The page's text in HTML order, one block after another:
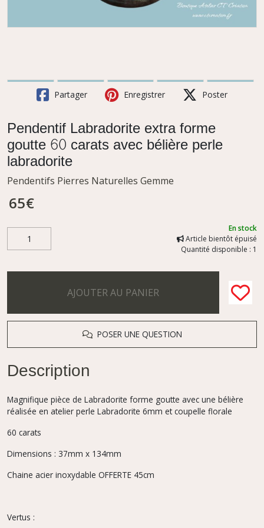
Partager Enregistrer Poster
Pendentif Labradorite extra forme
goutte 60 carats avec bélière perle
labradorite
Pendentifs Pierres Naturelles Gemme
65€
En stock
Article bientôt épuisé
Quantité disponible : 1
AJOUTER AU PANIER
POSER UNE QUESTION
Description
Magnifique pièce de Labradorite forme goutte avec une bélière
réalisée en atelier perle Labradorite 6mm et coupelle florale
60 carats
Dimensions : 37mm x 134mm
Chaine acier inoxydable OFFERTE 45cm
Vertus :